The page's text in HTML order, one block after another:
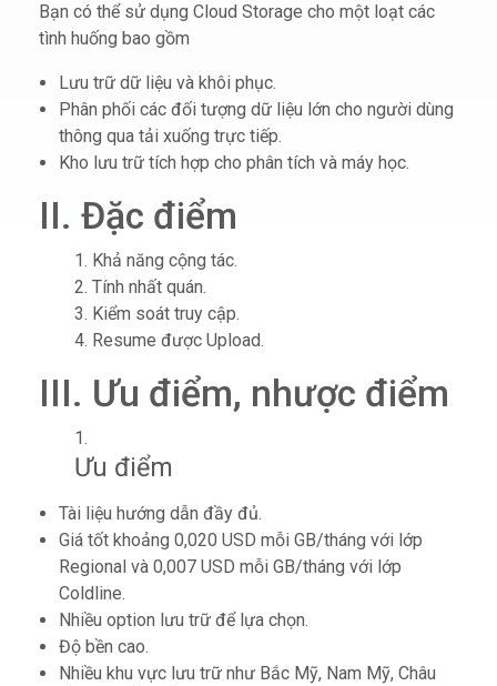
Bạn có thể sử dụng Cloud Storage cho một loạt các
tình huống bao gồm
Lưu trữ dữ liệu và khôi phục.
Phân phối các đối tượng dữ liệu lớn cho người dùng
thông qua tải xuống trực tiếp.
Kho lưu trữ tích hợp cho phân tích và máy học.
II. Đặc điểm
Khả năng cộng tác.
Tính nhất quán.
Kiểm soát truy cập.
Resume được Upload.
III. Ưu điểm, nhược điểm
Ưu điểm
Tài liệu hướng dẫn đầy đủ.
Giá tốt khoảng 0,020 USD mỗi GB/tháng với lớp
Regional và 0,007 USD mỗi GB/tháng với lớp
Coldline.
Nhiều option lưu trữ để lựa chọn.
Độ bền cao.
Nhiều khu vực lưu trữ như Bắc Mỹ, Nam Mỹ, Châu